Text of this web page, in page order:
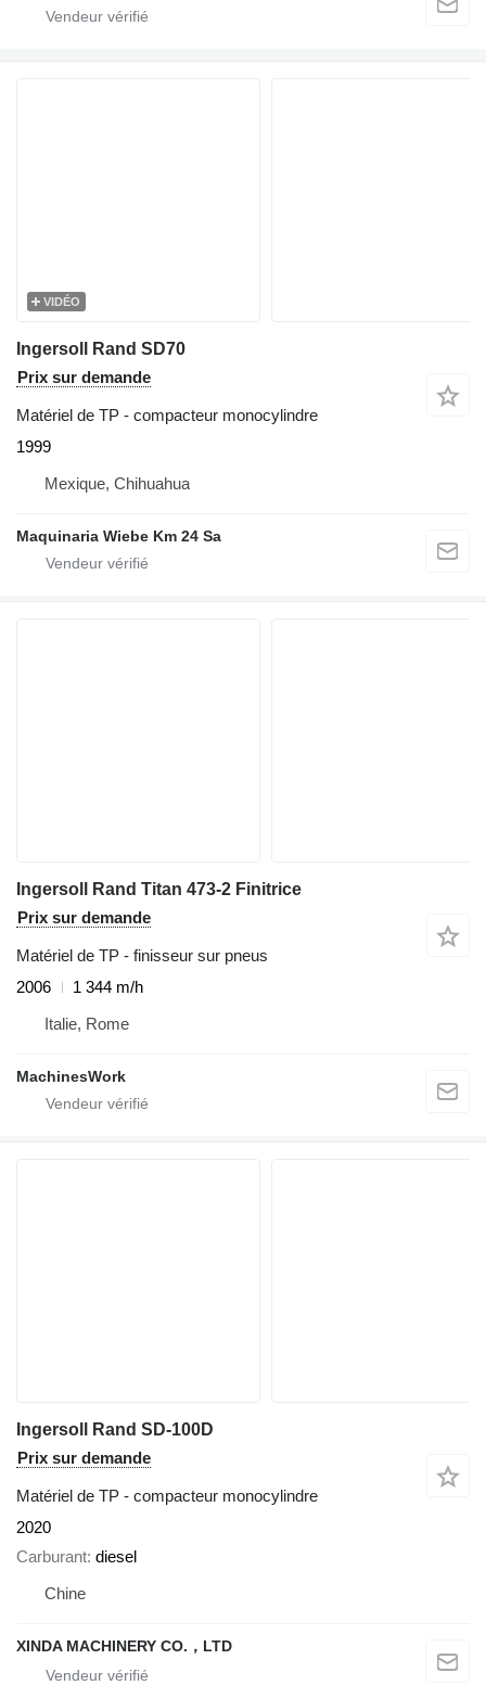
VIDÉO
Ingersoll Rand SD70
Prix sur demande
Matériel de TP - compacteur monocylindre
1999
Mexique, Chihuahua
Maquinaria Wiebe Km 24 Sa
Ingersoll Rand Titan 473-2 Finitrice
Prix sur demande
Matériel de TP - finisseur sur pneus
2006
1 344 m/h
Italie, Rome
MachinesWork
Ingersoll Rand SD-100D
Prix sur demande
Matériel de TP - compacteur monocylindre
2020
Carburant diesel
Chine
XINDA MACHINERY CO.，LTD